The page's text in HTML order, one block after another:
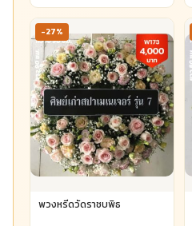
-27%
พวงหรีดวัดราชบพิธ